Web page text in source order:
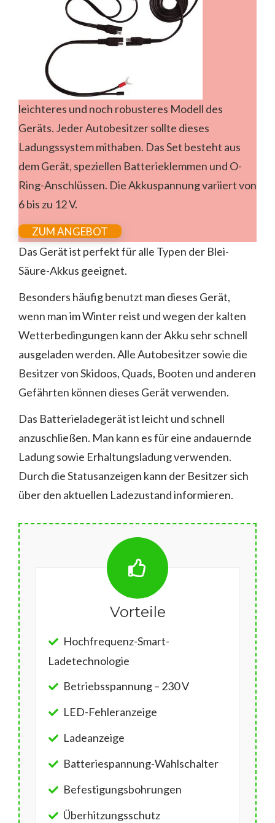
leichteres und noch robusteres Modell des
Geräts. Jeder Autobesitzer sollte dieses
Ladungssystem mithaben. Das Set besteht aus
dem Gerät, speziellen Batterieklemmen und O-
Ring-Anschlüssen. Die Akkuspannung variiert von
6 bis zu 12 V.
ZUM ANGEBOT
Das Gerät ist perfekt für alle Typen der Blei-
Säure-Akkus geeignet.
Besonders häufig benutzt man dieses Gerät,
wenn man im Winter reist und wegen der kalten
Wetterbedingungen kann der Akku sehr schnell
ausgeladen werden. Alle Autobesitzer sowie die
Besitzer von Skidoos, Quads, Booten und anderen
Gefährten können dieses Gerät verwenden.
Das Batterieladegerät ist leicht und schnell
anzuschließen. Man kann es für eine andauernde
Ladung sowie Erhaltungsladung verwenden.
Durch die Statusanzeigen kann der Besitzer sich
über den aktuellen Ladezustand informieren.
Vorteile
Hochfrequenz-Smart-
Ladetechnologie
Betriebsspannung – 230 V
LED-Fehleranzeige
Ladeanzeige
Batteriespannung-Wahlschalter
Befestigungsbohrungen
Überhitzungsschutz